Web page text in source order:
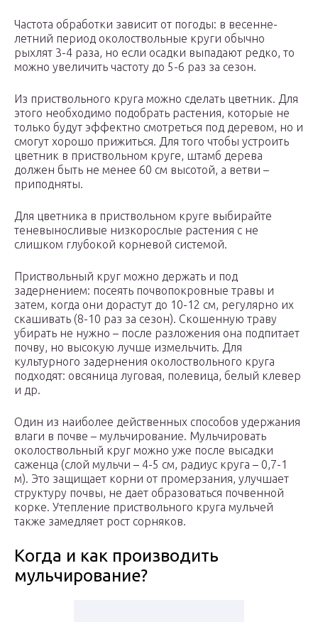
Частота обработки зависит от погоды: в весенне-
летний период околоствольные круги обычно
рыхлят 3-4 раза, но если осадки выпадают редко, то
можно увеличить частоту до 5-6 раз за сезон.
Из приствольного круга можно сделать цветник. Для
этого необходимо подобрать растения, которые не
только будут эффектно смотреться под деревом, но и
смогут хорошо прижиться. Для того чтобы устроить
цветник в приствольном круге, штамб дерева
должен быть не менее 60 см высотой, а ветви –
приподняты.
Для цветника в приствольном круге выбирайте
теневыносливые низкорослые растения с не
слишком глубокой корневой системой.
Приствольный круг можно держать и под
задернением: посеять почвопокровные травы и
затем, когда они дорастут до 10-12 см, регулярно их
скашивать (8-10 раз за сезон). Скошенную траву
убирать не нужно – после разложения она подпитает
почву, но высокую лучше измельчить. Для
культурного задернения околоствольного круга
подходят: овсяница луговая, полевица, белый клевер
и др.
Один из наиболее действенных способов удержания
влаги в почве – мульчирование. Мульчировать
околоствольный круг можно уже после высадки
саженца (слой мульчи – 4-5 см, радиус круга – 0,7-1
м). Это защищает корни от промерзания, улучшает
структуру почвы, не дает образоваться почвенной
корке. Утепление приствольного круга мульчей
также замедляет рост сорняков.
Когда и как производить
мульчирование?